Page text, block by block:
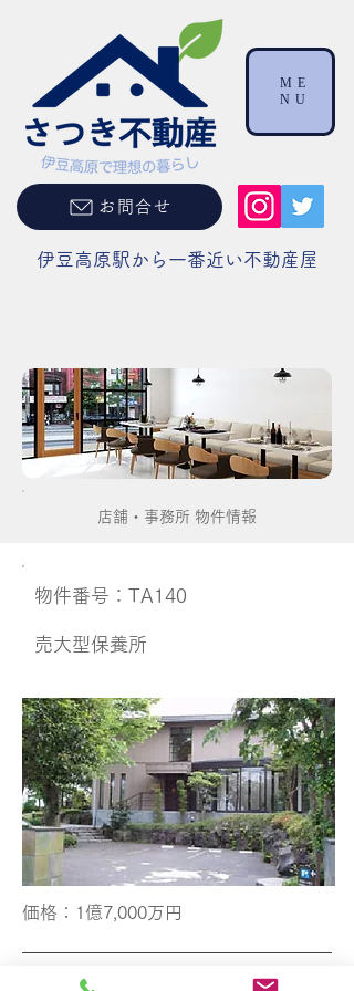
伊豆高原駅から一番近い不動産屋
お問合せ
ME
NU
店舗・事務所 物件情報
​物件番号：TA140
​売大型保養所
価格​：1億7,000万円
地域​：伊東市八幡野